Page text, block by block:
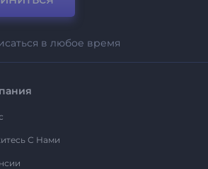
в любое время
С Нами